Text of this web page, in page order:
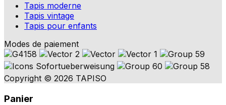
Tapis moderne
Tapis vintage
Tapis pour enfants
Modes de paiement
Copyright © 2026 TAPISO
Panier